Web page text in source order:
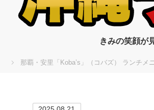
きみの笑顔が
那覇・安里「Koba’s」（コバズ） ランチメ